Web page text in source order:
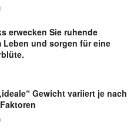
erwecken Sie ruhende
Leben und sorgen für eine
Gewicht variiert je nach